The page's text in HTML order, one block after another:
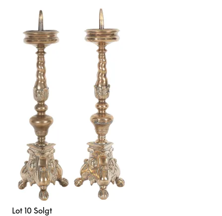
Lot 10 Solgt